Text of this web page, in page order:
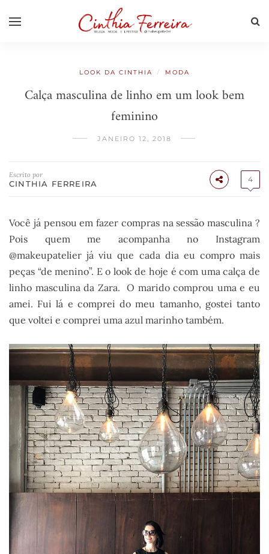
LOOK DA CINTHIA / MODA
Calça masculina de linho em um look bem
feminino
JANEIRO 12, 2018
Escrito por
CINTHIA FERREIRA 4
Você já pensou em fazer compras na sessão masculina ?
Pois quem me acompanha no Instagram
@makeupatelier já viu que cada dia eu compro mais
peças “de menino”. E o look de hoje é com uma calça de
linho masculina da Zara. O marido comprou uma e eu
amei. Fui lá e comprei do meu tamanho, gostei tanto
que voltei e comprei uma azul marinho também.